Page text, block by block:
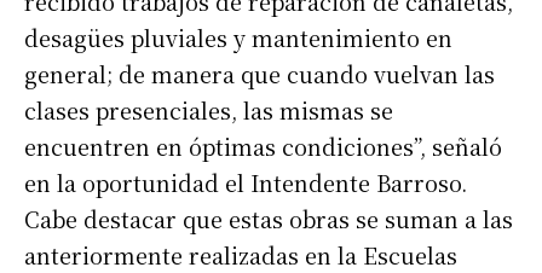
desagües pluviales y mantenimiento en
general; de manera que cuando vuelvan las
clases presenciales, las mismas se
encuentren en óptimas condiciones”, señaló
en la oportunidad el Intendente Barroso.
Cabe destacar que estas obras se suman a las
anteriormente realizadas en la Escuelas